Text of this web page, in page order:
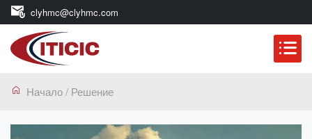
clyhmc@clyhmc.com
Начало/ Решение